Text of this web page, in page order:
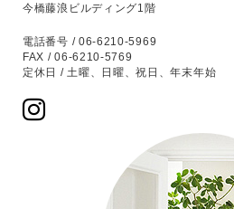
今橋藤浪ビルディング1階
電話番号 / 06-6210-5969
FAX / 06-6210-5769
定休日 / 土曜、日曜、祝日、年末年始